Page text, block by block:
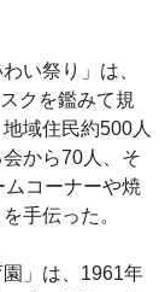
い祭り」は、
クを鑑みて規
域住民約500人
から70人、そ
コーナーや焼
手伝った。
」は、1961年